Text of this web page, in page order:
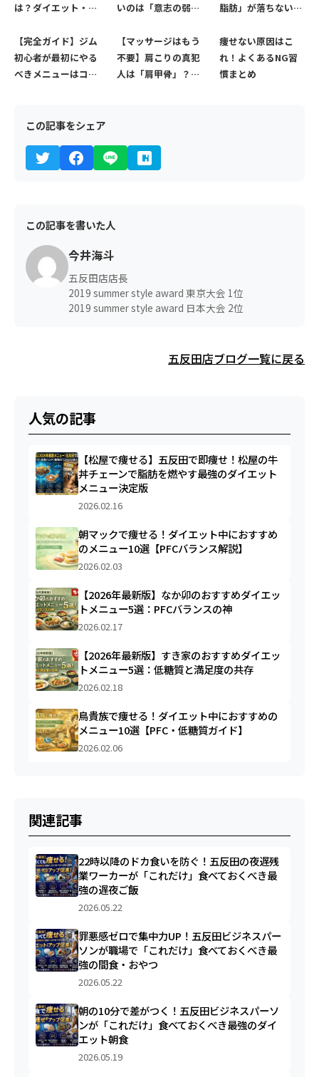
は？ダイエット・健
「油の正しい選び
方」
いのは「意志の弱
的に継続できる4つ
の仕組み
脂肪」が落ちない3
お腹を割る方法
【完全ガイド】ジム
初心者が最初にやる
べきメニューはコ
【マッサージはもう
不要】肩こりの真犯
人は「肩甲骨」？ガ
痩せない原因はこ
れ！よくあるNG習
慣まとめ
この記事をシェア
この記事を書いた人
今井海斗
五反田店店長
2019 summer style award 東京大会 1位
2019 summer style award 日本大会 2位
五反田店ブログ一覧に戻る
人気の記事
【松屋で痩せる】五反田で即痩せ！松屋の牛
丼チェーンで脂肪を燃やす最強のダイエット
メニュー決定版
2026.02.16
朝マックで痩せる！ダイエット中におすすめ
のメニュー10選【PFCバランス解説】
2026.02.03
【2026年最新版】なか卯のおすすめダイエッ
トメニュー5選：PFCバランスの神
2026.02.17
【2026年最新版】すき家のおすすめダイエッ
トメニュー5選：低糖質と満足度の共存
2026.02.18
鳥貴族で痩せる！ダイエット中におすすめの
メニュー10選【PFC・低糖質ガイド】
2026.02.06
関連記事
22時以降のドカ食いを防ぐ！五反田の夜遅残
業ワーカーが「これだけ」食べておくべき最
強の遅夜ご飯
2026.05.22
罪悪感ゼロで集中力UP！五反田ビジネスパー
ソンが職場で「これだけ」食べておくべき最
強の間食・おやつ
2026.05.22
朝の10分で差がつく！五反田ビジネスパーソ
ンが「これだけ」食べておくべき最強のダイ
エット朝食
2026.05.19